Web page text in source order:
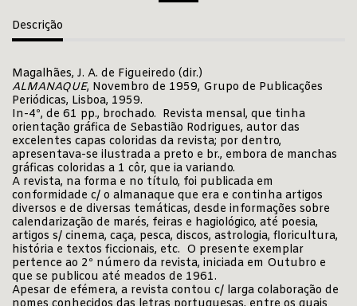
Descrição
Magalhães, J. A. de Figueiredo (dir.)
ALMANAQUE, Novembro de 1959, Grupo de Publicações
Periódicas, Lisboa, 1959.
In-4º, de 61 pp., brochado. Revista mensal, que tinha
orientação gráfica de Sebastião Rodrigues, autor das
excelentes capas coloridas da revista; por dentro,
apresentava-se ilustrada a preto e br., embora de manchas
gráficas coloridas a 1 côr, que ia variando.
A revista, na forma e no título, foi publicada em
conformidade c/ o almanaque que era e continha artigos
diversos e de diversas temáticas, desde informações sobre
calendarização de marés, feiras e hagiológico, até poesia,
artigos s/ cinema, caça, pesca, discos, astrologia, floricultura,
história e textos ficcionais, etc. O presente exemplar
pertence ao 2º número da revista, iniciada em Outubro e
que se publicou até meados de 1961.
Apesar de efémera, a revista contou c/ larga colaboração de